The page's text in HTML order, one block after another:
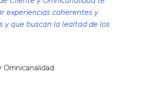
experiencias coherentes y
y que buscan la lealtad de los